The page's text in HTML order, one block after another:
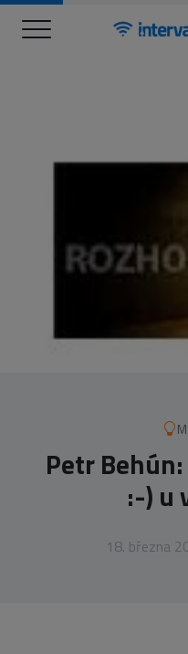
Menu
Petr
:-) u
18. března